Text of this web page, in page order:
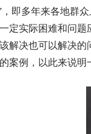
，即多年来各地群
定实际困难和问题
解决也可以解决
案例，以此来说明